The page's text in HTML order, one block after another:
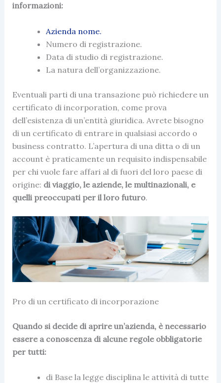
informazioni:
Azienda nome.
Numero di registrazione.
Data di studio di registrazione.
La natura dell’organizzazione.
Eventuali parti di una transazione può richiedere un
certificato di incorporation, come prova
dell’esistenza di un’entità giuridica. Avrete bisogno
di un certificato di entrare in qualsiasi accordo o
business contratto. L’apertura di una ditta o di un
account è praticamente un requisito indispensabile
per chi vuole fare affari al di fuori del loro paese di
origine: di viaggio, le aziende, le multinazionali, e
quelli preoccupati per il loro futuro.
Pro di un certificato di incorporazione
Quando si decide di aprire un’azienda, è necessario
essere a conoscenza di alcune regole obbligatorie
per tutti:
di Base la legge disciplina le attività di tutte